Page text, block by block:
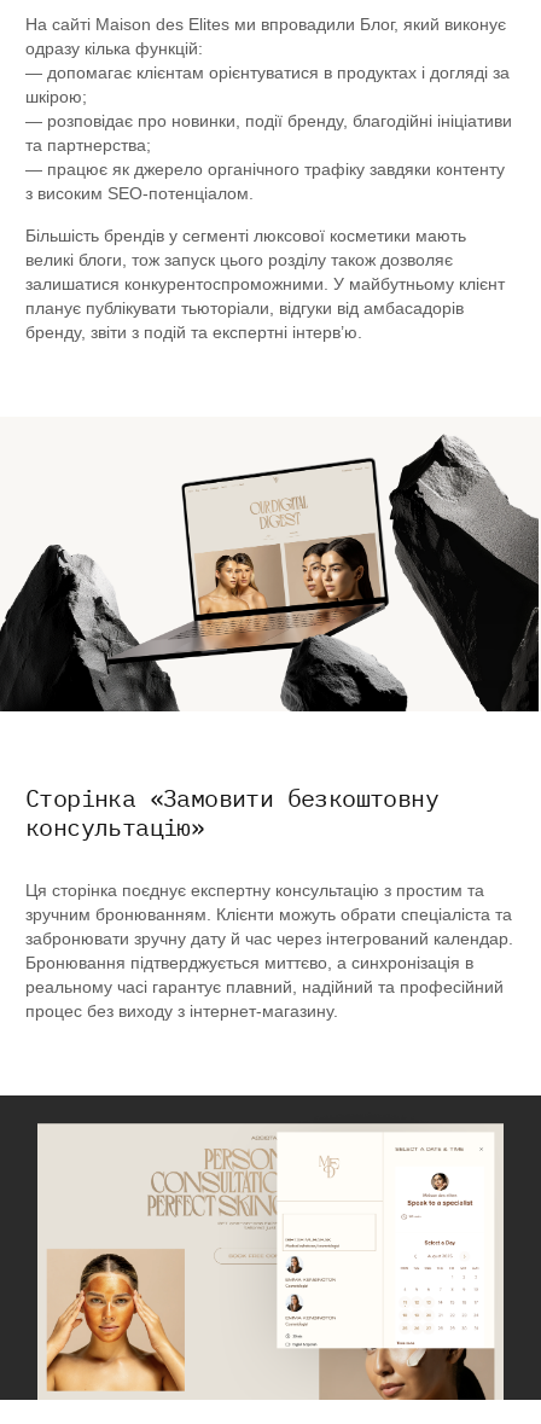
На сайті Maison des Elites ми впровадили Блог, який виконує
одразу кілька функцій:
— допомагає клієнтам орієнтуватися в продуктах і догляді за
шкірою;
— розповідає про новинки, події бренду, благодійні ініціативи
та партнерства;
— працює як джерело органічного трафіку завдяки контенту
з високим SEO-потенціалом.
Більшість брендів у сегменті люксової косметики мають
великі блоги, тож запуск цього розділу також дозволяє
залишатися конкурентоспроможними. У майбутньому клієнт
планує публікувати тьюторіали, відгуки від амбасадорів
бренду, звіти з подій та експертні інтерв’ю.
Сторінка «Замовити безкоштовну
консультацію»
Ця сторінка поєднує експертну консультацію з простим та
зручним бронюванням. Клієнти можуть обрати спеціаліста та
забронювати зручну дату й час через інтегрований календар.
Бронювання підтверджується миттєво, а синхронізація в
реальному часі гарантує плавний, надійний та професійний
процес без виходу з інтернет-магазину.